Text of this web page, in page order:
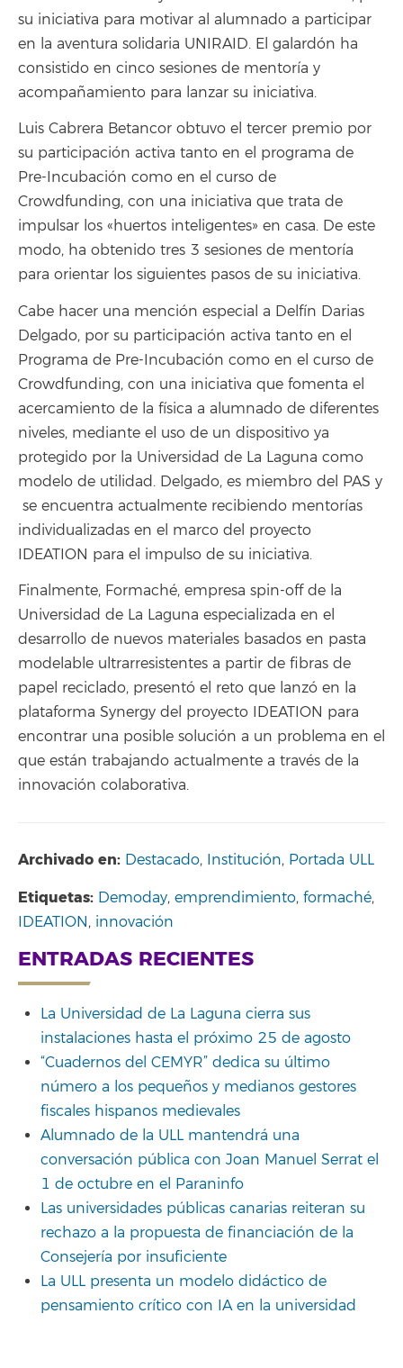
su iniciativa para motivar al alumnado a participar
en la aventura solidaria UNIRAID. El galardón ha
consistido en cinco sesiones de mentoría y
acompañamiento para lanzar su iniciativa.
Luis Cabrera Betancor obtuvo el tercer premio por
su participación activa tanto en el programa de
Pre-Incubación como en el curso de
Crowdfunding, con una iniciativa que trata de
impulsar los «huertos inteligentes» en casa. De este
modo, ha obtenido tres 3 sesiones de mentoría
para orientar los siguientes pasos de su iniciativa.
Cabe hacer una mención especial a Delfín Darias
Delgado, por su participación activa tanto en el
Programa de Pre-Incubación como en el curso de
Crowdfunding, con una iniciativa que fomenta el
acercamiento de la física a alumnado de diferentes
niveles, mediante el uso de un dispositivo ya
protegido por la Universidad de La Laguna como
modelo de utilidad. Delgado, es miembro del PAS y
se encuentra actualmente recibiendo mentorías
individualizadas en el marco del proyecto
IDEATION para el impulso de su iniciativa.
Finalmente, Formaché, empresa spin-off de la
Universidad de La Laguna especializada en el
desarrollo de nuevos materiales basados en pasta
modelable ultrarresistentes a partir de fibras de
papel reciclado, presentó el reto que lanzó en la
plataforma Synergy del proyecto IDEATION para
encontrar una posible solución a un problema en el
que están trabajando actualmente a través de la
innovación colaborativa.
Archivado en: Destacado, Institución, Portada ULL
Etiquetas: Demoday, emprendimiento, formaché,
IDEATION, innovación
ENTRADAS RECIENTES
La Universidad de La Laguna cierra sus
instalaciones hasta el próximo 25 de agosto
“Cuadernos del CEMYR” dedica su último
número a los pequeños y medianos gestores
fiscales hispanos medievales
Alumnado de la ULL mantendrá una
conversación pública con Joan Manuel Serrat el
1 de octubre en el Paraninfo
Las universidades públicas canarias reiteran su
rechazo a la propuesta de financiación de la
Consejería por insuficiente
La ULL presenta un modelo didáctico de
pensamiento crítico con IA en la universidad